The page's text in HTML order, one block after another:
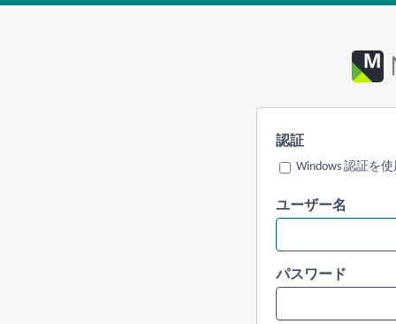
認証
Windows 認証を
ユーザー名
パスワード